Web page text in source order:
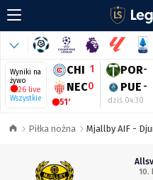
Wyniki na
żywo
26 live
Wszystkie
CHI 1
NEC0
51'
POR-
PUE -
dziś 04:30
Piłka nożna Mjallby AIF -
10.